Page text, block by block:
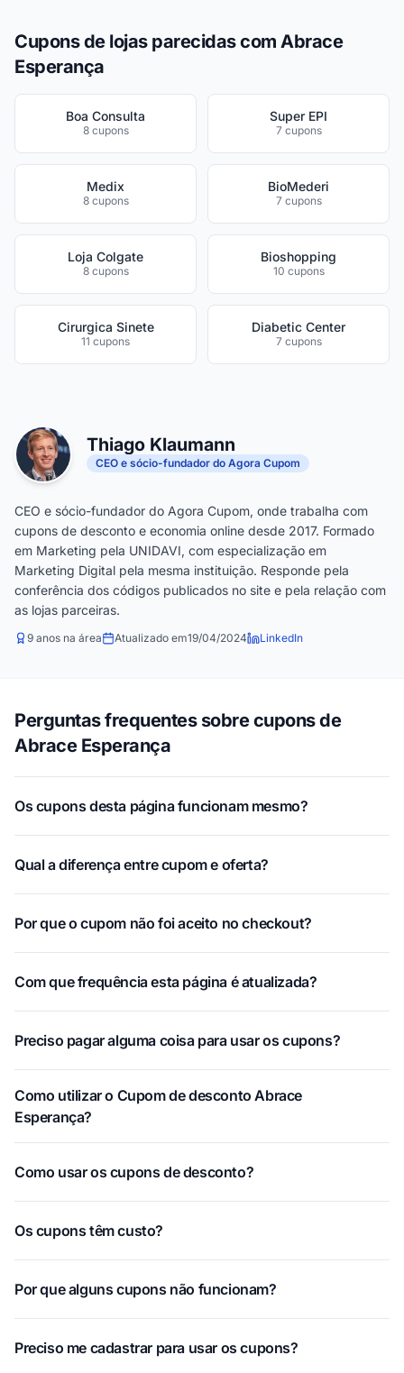
Cupons de lojas parecidas com Abrace
Esperança
Boa Consulta
8 cupons
Super EPI
7 cupons
Medix
8 cupons
BioMederi
7 cupons
Loja Colgate
8 cupons
Bioshopping
10 cupons
Cirurgica Sinete
11 cupons
Diabetic Center
7 cupons
Thiago Klaumann
CEO e sócio-fundador do Agora Cupom
CEO e sócio-fundador do Agora Cupom, onde trabalha com
cupons de desconto e economia online desde 2017. Formado
em Marketing pela UNIDAVI, com especialização em
Marketing Digital pela mesma instituição. Responde pela
conferência dos códigos publicados no site e pela relação com
as lojas parceiras.
9 anos na área Atualizado em19/04/2024 LinkedIn
Perguntas frequentes sobre cupons de
Abrace Esperança
Os cupons desta página funcionam mesmo?
Qual a diferença entre cupom e oferta?
Por que o cupom não foi aceito no checkout?
Com que frequência esta página é atualizada?
Preciso pagar alguma coisa para usar os cupons?
Como utilizar o Cupom de desconto Abrace
Esperança?
Como usar os cupons de desconto?
Os cupons têm custo?
Por que alguns cupons não funcionam?
Preciso me cadastrar para usar os cupons?